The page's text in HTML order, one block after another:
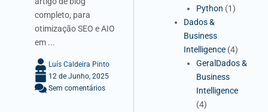
completo, para
otimização SEO e AIO
em ...
Luís Caldeira Pinto
12 de Junho, 2025
Sem comentários
Python (1)
Dados &
Business
Intelligence (4)
GeralDados &
Business
Intelligence
(4)